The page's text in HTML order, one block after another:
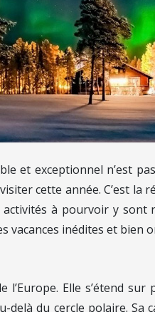
et exceptionnel n’est
cette année. C’est
à pourvoir y
vacances inédites et bien
Elle s’étend
du cercle polaire.